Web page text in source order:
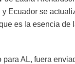
Ecuador se
es la esencia de
AL, fuera